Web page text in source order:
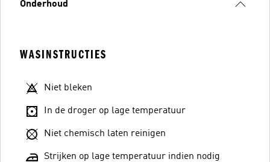
Onderhoud
WASINSTRUCTIES
Niet bleken
In de droger op lage temperatuur
Niet chemisch laten reinigen
Strijken op lage temperatuur indien nodig